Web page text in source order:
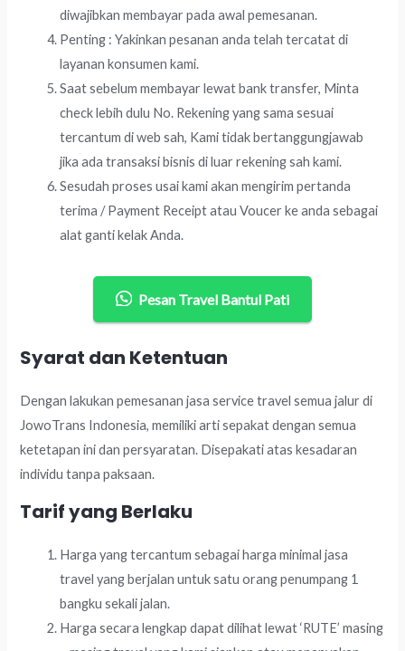
diwajibkan membayar pada awal pemesanan.
Penting : Yakinkan pesanan anda telah tercatat di
layanan konsumen kami.
Saat sebelum membayar lewat bank transfer, Minta
check lebih dulu No. Rekening yang sama sesuai
tercantum di web sah, Kami tidak bertanggungjawab
jika ada transaksi bisnis di luar rekening sah kami.
Sesudah proses usai kami akan mengirim pertanda
terima / Payment Receipt atau Voucer ke anda sebagai
alat ganti kelak Anda.
Pesan Travel Bantul Pati
Syarat dan Ketentuan
Dengan lakukan pemesanan jasa service travel semua jalur di
JowoTrans Indonesia, memiliki arti sepakat dengan semua
ketetapan ini dan persyaratan. Disepakati atas kesadaran
individu tanpa paksaan.
Tarif yang Berlaku
Harga yang tercantum sebagai harga minimal jasa
travel yang berjalan untuk satu orang penumpang 1
bangku sekali jalan.
Harga secara lengkap dapat dilihat lewat ‘RUTE’ masing